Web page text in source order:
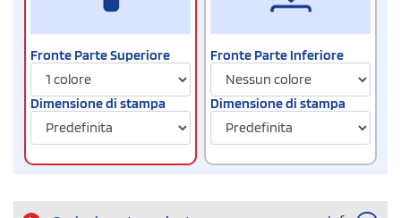
Fronte Parte Superiore
Dimensione di stampa
Fronte Parte Inferiore
Dimensione di stampa